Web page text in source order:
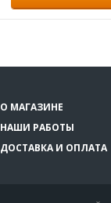
О МАГАЗИНЕ
НАШИ РАБОТЫ
ДОСТАВКА И ОПЛАТА